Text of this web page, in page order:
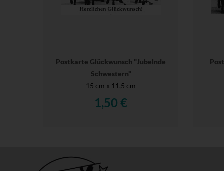
Postkarte Glückwunsch "Jubelnde
Schwestern"
15 cm x 11,5 cm
1,50 €